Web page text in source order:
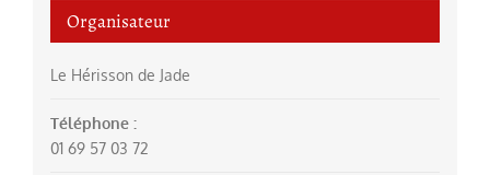
Organisateur
Le Hérisson de Jade
Téléphone :
01 69 57 03 72